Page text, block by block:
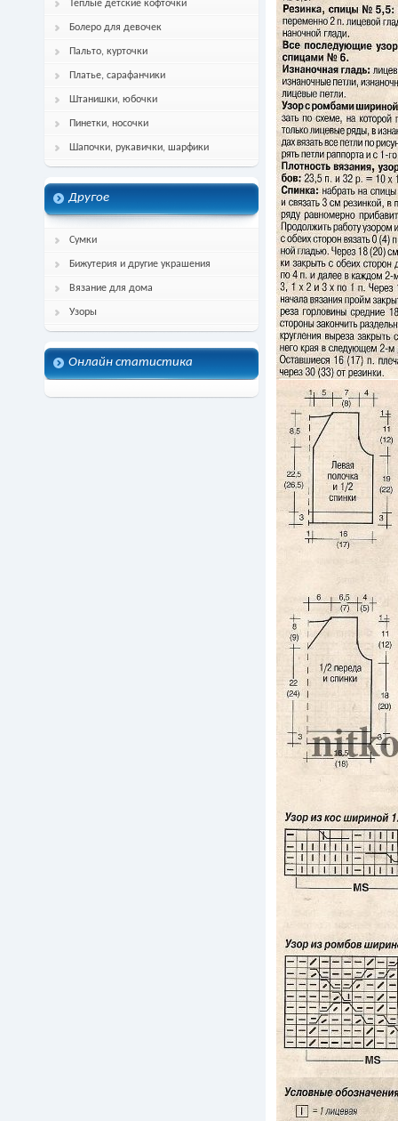
Теплые детские кофточки
Болеро для девочек
Пальто, курточки
Платье, сарафанчики
Штанишки, юбочки
Пинетки, носочки
Шапочки, рукавички, шарфики
Другое
Сумки
Бижутерия и другие украшения
Вязание для дома
Узоры
Онлайн статистика